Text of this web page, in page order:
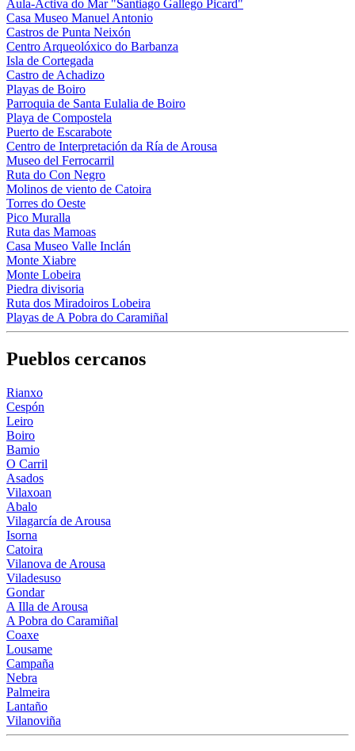
Aula-Activa do Mar "Santiago Gallego Picard"
Casa Museo Manuel Antonio
Castros de Punta Neixón
Centro Arqueolóxico do Barbanza
Isla de Cortegada
Castro de Achadizo
Playas de Boiro
Parroquia de Santa Eulalia de Boiro
Playa de Compostela
Puerto de Escarabote
Centro de Interpretación da Ría de Arousa
Museo del Ferrocarril
Ruta do Con Negro
Molinos de viento de Catoira
Torres do Oeste
Pico Muralla
Ruta das Mamoas
Casa Museo Valle Inclán
Monte Xiabre
Monte Lobeira
Piedra divisoria
Ruta dos Miradoiros Lobeira
Playas de A Pobra do Caramiñal
Pueblos cercanos
Rianxo
Cespón
Leiro
Boiro
Bamio
O Carril
Asados
Vilaxoan
Abalo
Vilagarcía de Arousa
Isorna
Catoira
Vilanova de Arousa
Viladesuso
Gondar
A Illa de Arousa
A Pobra do Caramiñal
Coaxe
Lousame
Campaña
Nebra
Palmeira
Lantaño
Vilanoviña